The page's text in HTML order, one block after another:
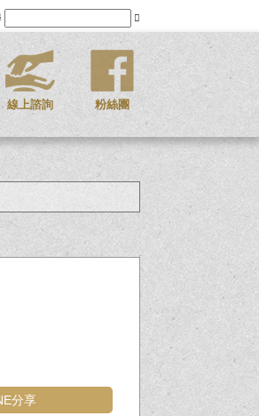
線上諮詢 粉絲團
分享